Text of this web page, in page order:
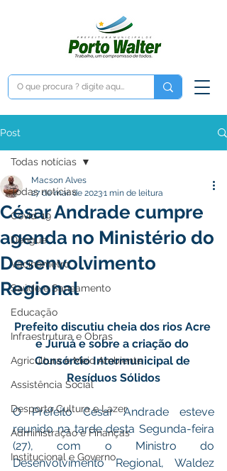
Post
Todas notícias
Covid-19
Dengue
Vacinômetro
Saúde e Saneamento
Educação
Infraestrutura e Obras
Agricultura e Meio Ambiente
Assistência Social
Desporto Cultura e Lazer
Administração e Finanças
Institucional e Governo
Todas notícias
César Andrade cumpre
agenda no Ministério do
Desenvolvimento
Regional
Macson Alves
27 de mar. de 20231 min de leitura
Prefeito discutiu cheia dos rios Acre
e Juruá e sobre a criação do
Consórcio Intermunicipal de
Resíduos Sólidos
O Prefeito César Andrade esteve
reunido na tarde desta Segunda-feira
(27), com o Ministro do
Desenvolvimento Regional, Waldez